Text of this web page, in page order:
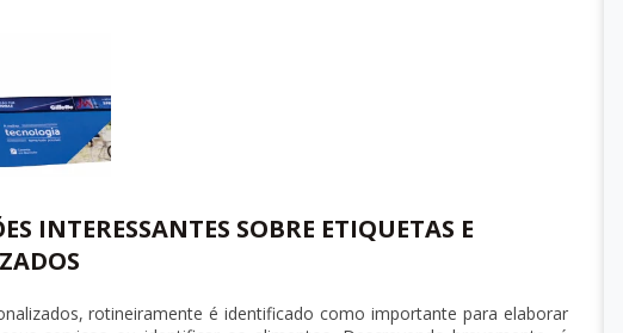
INTERESSANTES SOBRE ETIQUETAS E
, rotineiramente é identificado como importante para elaborar